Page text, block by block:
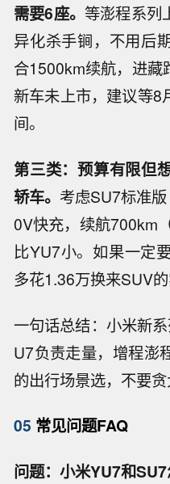
需要6座。等澎程系列
异化杀手锏，不用后
合1500km续航，进藏
新车未上市，建议等8
间。
第三类：预算有限但
轿车。 考虑SU7标准
0V快充，续航700km
比YU7小。如果一定
多花1.36万换来SUV的
一句话总结：小米新
U7负责走量，增程澎
的出行场景选，不要贪
05 常见问题FAQ
问题：小米YU7和SU7